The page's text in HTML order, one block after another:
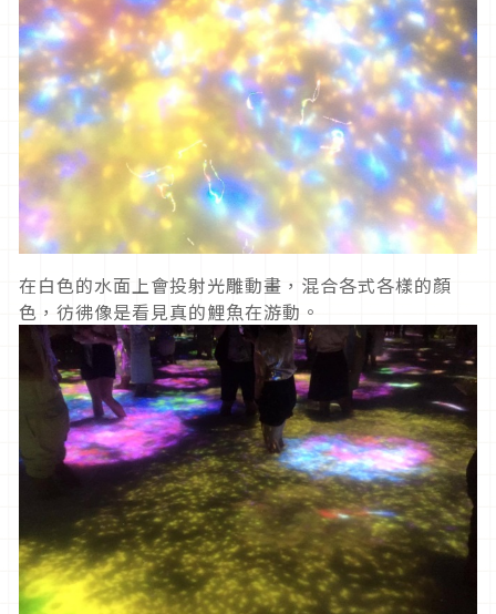
在白色的水面上會投射光雕動畫，混合各式各樣的顏
色，彷彿像是看見真的鯉魚在游動。